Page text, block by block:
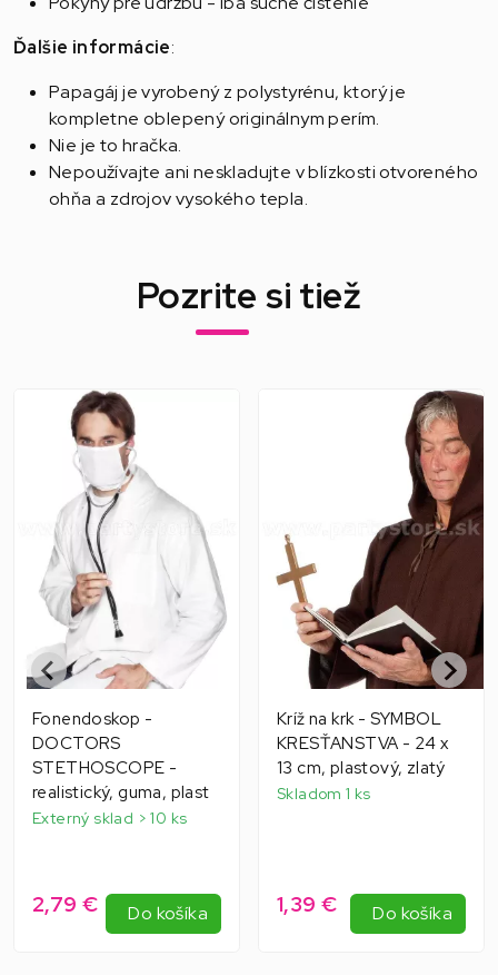
Ďalšie informácie:
Papagáj je vyrobený z polystyrénu, ktorý je
kompletne oblepený originálnym perím.
Nie je to hračka.
Nepoužívajte ani neskladujte v blízkosti otvoreného
ohňa a zdrojov vysokého tepla.
Pozrite si tiež
Fonendoskop -
DOCTORS
STETHOSCOPE -
realistický, guma, plast
Externý sklad > 10 ks
2,79 € Do košíka
Kríž na krk - SYMBOL
KRESŤANSTVA - 24 x
13 cm, plastový, zlatý
Skladom 1 ks
1,39 € Do košíka